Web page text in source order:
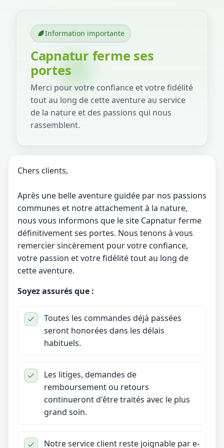
Information importante
Capnatur ferme ses
portes
Merci pour votre confiance et votre fidélité
tout au long de cette aventure au service
de la nature et des passions qui nous
rassemblent.
Chers clients,
Après une belle aventure guidée par nos passions
communes et notre attachement à la nature,
nous vous informons que le site Capnatur ferme
définitivement ses portes. Nous tenons à vous
remercier sincèrement pour votre confiance,
votre passion et votre fidélité tout au long de
cette aventure.
Soyez assurés que :
Toutes les commandes déjà passées
seront honorées dans les délais
habituels.
Les litiges, demandes de
remboursement ou retours
continueront d'être traités avec le plus
grand soin.
Notre service client reste joignable par e-